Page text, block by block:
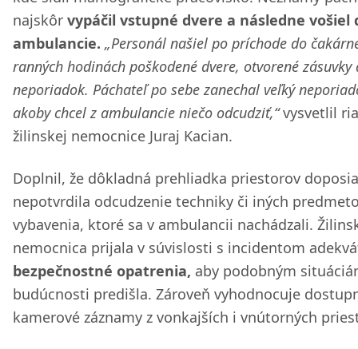
najskôr vypáčil vstupné dvere a následne vošiel
ambulancie. „Personál našiel po príchode do
ranných hodinách poškodené dvere, otvorené zásuvky
neporiadok. Páchateľ po sebe zanechal veľký
akoby chcel z ambulancie niečo odcudziť,“vysvetlil
žilinskej nemocnice Juraj Kacian.
Doplnil, že dôkladná prehliadka priestorov
nepotvrdila odcudzenie techniky či iných
vybavenia, ktoré sa v ambulancii nachádzali.
nemocnica prijala v súvislosti s incidentom
bezpečnostné opatrenia, aby podobným
budúcnosti predišla. Zároveň vyhodnocuje
kamerové záznamy z vonkajších i vnútorných